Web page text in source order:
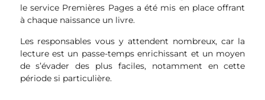
le service Premières Pages a été mis en place offrant
à chaque naissance un livre.
Les responsables vous y attendent nombreux, car la
lecture est un passe-temps enrichissant et un moyen
de s’évader des plus faciles, notamment en cette
période si particulière.